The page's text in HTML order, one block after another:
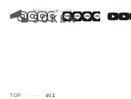
TOP dc1